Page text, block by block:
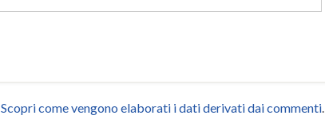
Scopri come vengono elaborati i dati derivati dai commenti.